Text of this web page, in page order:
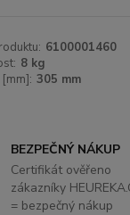
6100001460
8 kg
305 mm
BEZPEČNÝ NÁKUP
Certifikát ověřeno
zákazníky
= bezpečný nákup